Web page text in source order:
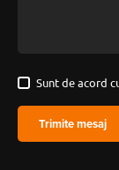
Sunt de acord